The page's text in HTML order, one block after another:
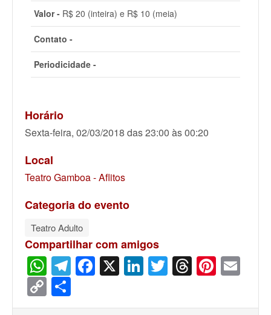
Valor - R$ 20 (inteira) e R$ 10 (meia)
Contato -
Periodicidade -
Horário
Sexta-feira, 02/03/2018 das 23:00 às 00:20
Local
Teatro Gamboa - Aflitos
Categoria do evento
Teatro Adulto
Compartilhar com amigos
WhatsApp
Telegram
Facebook
X LinkedIn
Twitter
Threads
Copy
Link